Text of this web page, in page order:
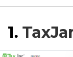
1.